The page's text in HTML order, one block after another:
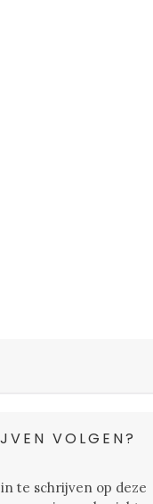
VOLGEN?
te schrijven op deze